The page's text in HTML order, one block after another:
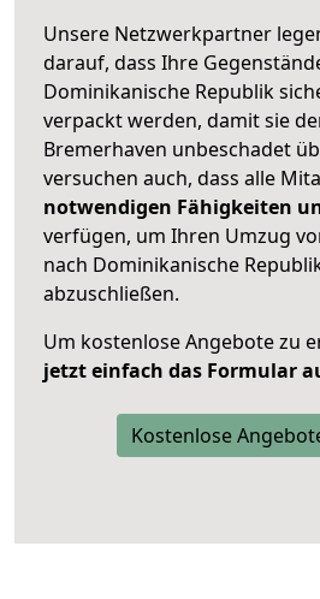
Unsere Netzwerkpartner
darauf, dass Ihre
Dominikanische Republik
verpackt werden, damit sie
Bremerhaven unbeschadet
versuchen auch, dass alle
notwendigen Fähigkeiten
verfügen, um Ihren Umzug
nach Dominikanische
abzuschließen.
Um kostenlose Angebote zu
jetzt einfach das Formular
Kostenlose